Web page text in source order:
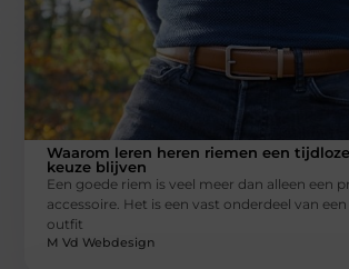
Waarom leren heren riemen een tijdloze
keuze blijven
Een goede riem is veel meer dan alleen een
accessoire. Het is een vast onderdeel van
outfit
M Vd Webdesign